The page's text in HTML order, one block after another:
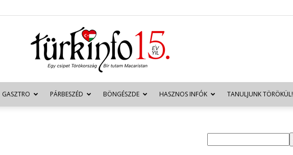
Türkinfo
GASZTRO PÁRBESZÉD BÖNGÉSZDE HASZNOS INFÓK TANULJUNK TÖRÖKÜL!